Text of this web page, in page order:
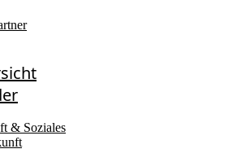
& Soziales